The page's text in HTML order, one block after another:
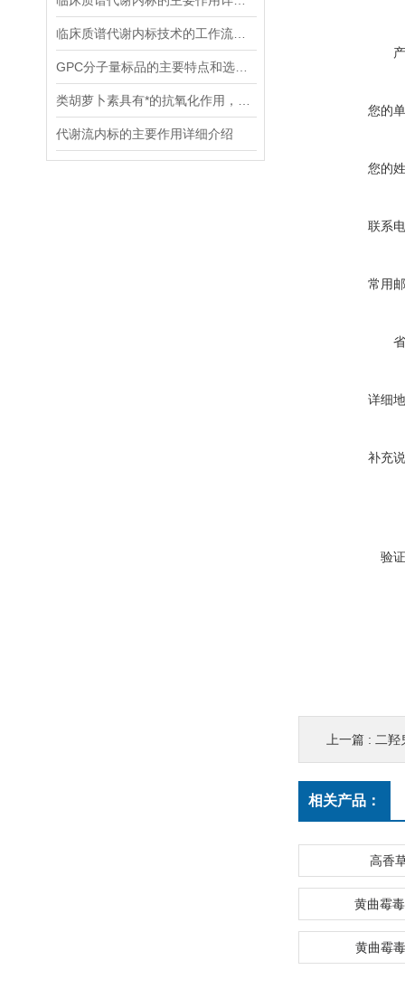
代谢流内标的主要作用详细介绍
您的
您的
联系
常用
详细
补充
验
上一篇 : 二羟
相关产品：
高香
黄曲霉
黄曲霉